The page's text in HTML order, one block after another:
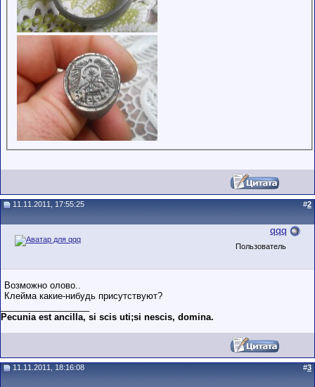
11.11.2011, 17:55:25 #2
qqq
Пользователь
Возможно олово..
Клейма какие-нибудь присутствуют?
Pecunia est ancilla, si scis uti;si nescis, domina.
11.11.2011, 18:16:08 #3